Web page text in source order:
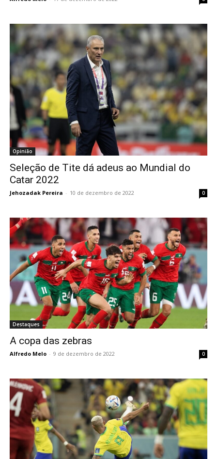
Opinião
Seleção de Tite dá adeus ao Mundial do
Catar 2022
Jehozadak Pereira - 10 de dezembro de 2022 0
Destaques
A copa das zebras
Alfredo Melo - 9 de dezembro de 2022 0